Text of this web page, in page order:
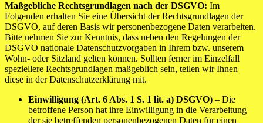
Maßgebliche Rechtsgrundlagen nach der DSGVO: Im
Folgenden erhalten Sie eine Übersicht der Rechtsgrundlagen der
DSGVO, auf deren Basis wir personenbezogene Daten verarbeiten.
Bitte nehmen Sie zur Kenntnis, dass neben den Regelungen der
DSGVO nationale Datenschutzvorgaben in Ihrem bzw. unserem
Wohn- oder Sitzland gelten können. Sollten ferner im Einzelfall
speziellere Rechtsgrundlagen maßgeblich sein, teilen wir Ihnen
diese in der Datenschutzerklärung mit.
Einwilligung (Art. 6 Abs. 1 S. 1 lit. a) DSGVO) – Die
betroffene Person hat ihre Einwilligung in die Verarbeitung
der sie betreffenden personenbezogenen Daten für einen